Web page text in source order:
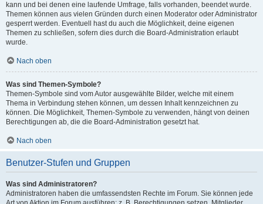
kann und bei denen eine laufende Umfrage, falls vorhanden, beendet wurde.
Themen können aus vielen Gründen durch einen Moderator oder Administrator
gesperrt werden. Eventuell hast du auch die Möglichkeit, deine eigenen
Themen zu schließen, sofern dies durch die Board-Administration erlaubt
wurde.
Nach oben
Was sind Themen-Symbole?
Themen-Symbole sind vom Autor ausgewählte Bilder, welche mit einem
Thema in Verbindung stehen können, um dessen Inhalt kennzeichnen zu
können. Die Möglichkeit, Themen-Symbole zu verwenden, hängt von deinen
Berechtigungen ab, die die Board-Administration gesetzt hat.
Nach oben
Benutzer-Stufen und Gruppen
Was sind Administratoren?
Administratoren haben die umfassendsten Rechte im Forum. Sie können jede